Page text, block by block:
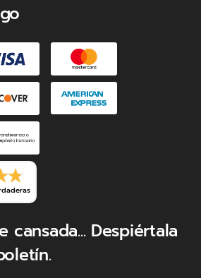
cansada... Despiértala